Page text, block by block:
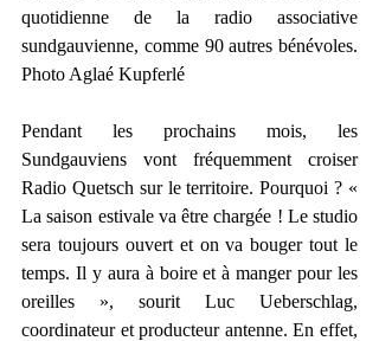
quotidienne de la radio associative
sundgauvienne, comme 90 autres bénévoles.
Photo Aglaé Kupferlé
Pendant les prochains mois, les
Sundgauviens vont fréquemment croiser
Radio Quetsch sur le territoire. Pourquoi ? «
La saison estivale va être chargée ! Le studio
sera toujours ouvert et on va bouger tout le
temps. Il y aura à boire et à manger pour les
oreilles », sourit Luc Ueberschlag,
coordinateur et producteur antenne. En effet,